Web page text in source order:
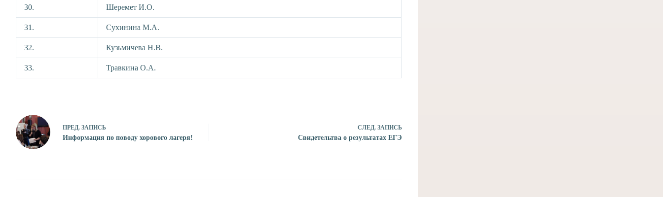
30. Шеремет И.О.
31. Сухинина М.А.
32. Кузьмичева Н.В.
33. Травкина О.А.
ПРЕД. ЗАПИСЬ
Информация по поводу хорового лагеря!
СЛЕД. ЗАПИСЬ
Свидетельтва о результатах ЕГЭ